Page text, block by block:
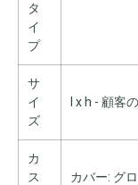
タ
イ
プ
サ
イ
ズ
l x h - 顧客
カ
ス
カバー: グ